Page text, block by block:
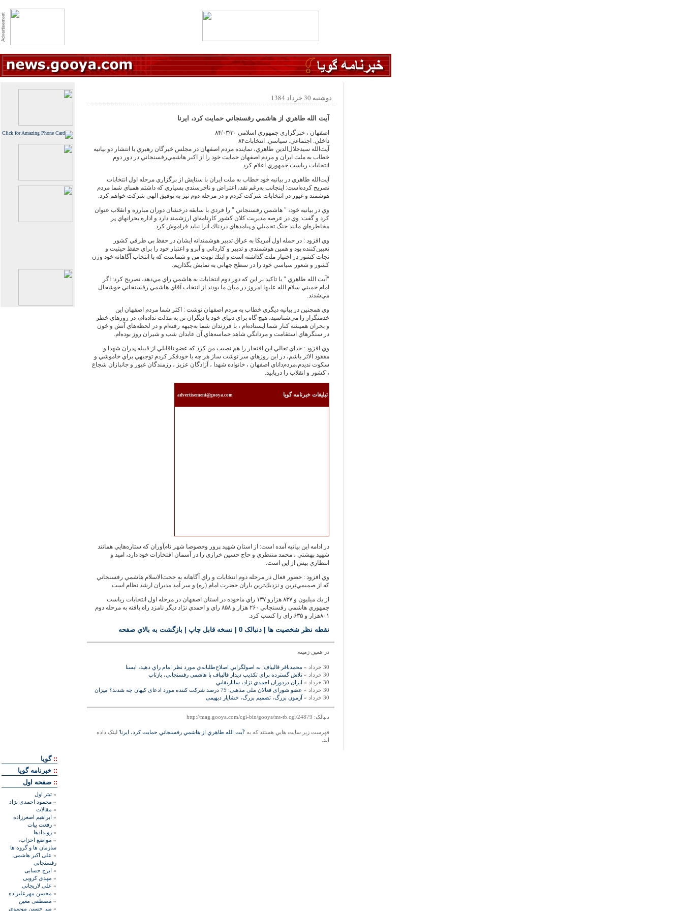
دوشنبه 30 خرداد 1384
آيت الله طاهري از هاشمي رفسنجاني حمايت كرد، ايرنا
اصفهان ، خبرگزاري جمهوري اسلامي ‪۸۴/۰۳/۳۰‬
داخلي. اجتماعي. سياسي. انتخابات‪۸۴‬
آيت‌الله سيدجلال‌الدين طاهري، نماينده مردم اصفهان در مجلس خبرگان رهبري با انتشار دو بيانيه
خطاب به ملت ايران و مردم اصفهان حمايت خود را از اكبر هاشمي‌رفسنجاني در دور دوم
انتخابات رياست جمهوري اعلام كرد.
آيت‌الله طاهري در بيانيه خود خطاب به ملت ايران با ستايش از برگزاري مرحله اول انتخابات
تصريح كرده‌است: اينجانب به‌رغم نقد، اعتراض و ناخرسندي بسياري كه داشتم همپاي شما مردم
هوشمند و غيور در انتخابات شركت كردم و در مرحله دوم نيز به توفيق الهي شركت خواهم كرد.
وي در بيانيه خود، " هاشمي رفسنجاني " را فردي با سابقه درخشان دوران مبارزه و انقلاب عنوان
كرد و گفت: وي در عرصه مديريت كلان كشور كارنامه‌اي ارزشمند دارد و اداره بحرانهاي پر
مخاطره‌اي مانند جنگ تحميلي و پيامدهاي دردناك آنرا نبايد فراموش كرد.
وي افزود : در حمله اول آمريكا به عراق تدبير هوشمندانه ايشان در حفظ بي طرفي كشور
تعيين‌كننده بود و همين هوشمندي و تدبير و كارداني و آبرو و اعتبار خود را براي حفظ حيثيت و
نجات كشور در اختيار ملت گذاشته است و اينك نوبت من و شماست كه با انتخاب آگاهانه خود وزن
كشور و شعور سياسي خود را در سطح جهاني به نمايش بگذاريم.
"آيت الله طاهري " با تاكيد بر اين كه دور دوم انتخابات به هاشمي راي مي‌دهد، تصريح كرد: اگر
امام خميني سلام الله عليها امروز در ميان ما بودند از انتخاب آقاي هاشمي رفسنجاني خوشحال
مي‌شدند.
وي همچنين در بيانيه ديگري خطاب به مردم اصفهان نوشت : اكثر شما مردم اصفهان اين
خدمتگزار را مي‌شناسيد، هيچ گاه براي دنياي خود يا ديگران تن به مذلت نداده‌ام، در روزهاي خطر
و بحران هميشه كنار شما ايستاده‌ام ، با فرزندان شما به‌جبهه رفته‌ام و در لحظه‌هاي آتش و خون
در سنگرهاي استقامت و مردانگي شاهد حماسه‌هاي آن عابدان شب و شيران روز بوده‌ام.
وي افزود : خداي تعالي اين افتخار را هم نصيب من كرد كه عضو ناقابلي از قبيله پدران شهدا و
مفقود الاثر باشم، در اين روزهاي سر نوشت ساز هر چه با خودفكر كردم توجيهي براي خاموشي و
سكوت نديدم،مردم‌داناي اصفهان ، خانواده شهدا ، آزادگان عزيز ، رزمندگان غيور و جانبازان شجاع
، كشور و انقلاب را دريابيد.
تبليغات خبرنامه گويا advertisement@gooya.com
در ادامه اين بيانيه آمده است: از استان شهيد پرور وخصوصا شهر نام‌آوران كه ستاره‌هايي همانند
شهيد بهشتي ، محمد منتظري و حاج حسين خرازي را در آسمان افتخارات خود دارد، اميد و
انتظاري بيش از اين است.
وي افزود : حضور فعال در مرحله دوم انتخابات و راي آگاهانه به حجت‌الاسلام هاشمي رفسنجاني
كه از صميمي‌ترين و نزديك‌ترين ياران حضرت امام (ره) و سر آمد مديران ارشد نظام است.
از يك ميليون و ‪ ۸۳۷‬هزارو ‪ ۱۳۷‬راي ماخوذه در استان اصفهان در مرحله اول انتخابات رياست
۸۰۱‬هزار و ‪ ۶۳۵‬راي را كسب كرد.
نقطه نظر شخصيت ها | دنبالک 0 نسخه قابل چاپ بازگشت به بالاي صفحه
در همين زمينه:
30 خرداد »
محمدباقر قاليباف: به اصولگرايي اصلاح‌طلبانه‌ي مورد نظر امام راي دهيد، ايسنا
30 خرداد »
تلاش گسترده براي تكذيب ديدار قاليباف با هاشمي رفسنجاني، بازتاب
30 خرداد »
ايران دردوران احمدي نژاد، سانازبقايي
30 خرداد »
عضو شورای فعالان ملی مذهبی: 75 درصد شرکت کننده مورد ادعای کیهان چه شدند؟ ميزان
30 خرداد »
آزمون بزرگ، تصميم بزرگ، خشايار ديهيمى
دنبالک: http://mag.gooya.com/cgi-bin/gooya/mt-tb.cgi/24879
فهرست زير سايت هايي هستند که به 'آيت الله طاهري از هاشمي رفسنجاني حمايت كرد، ايرنا' لينک داده
اند.
::گويا
:: خبرنامه گويا
:: صفحه اول
» تيتر اول
» محمود احمدی نژاد
» مقالات
» ابراهيم اصغرزاده
» رفعت بیات
» رويدادها
» مواضع احزاب،
سازمان ها و گروه ها
» علی اکبر هاشمی
رفسنجانی
» ايرج حسابی
» مهدی کروبی
» علی لاريجانی
» محسن مهرعليزاده
» مصطفی معين
» مير حسين موسوی